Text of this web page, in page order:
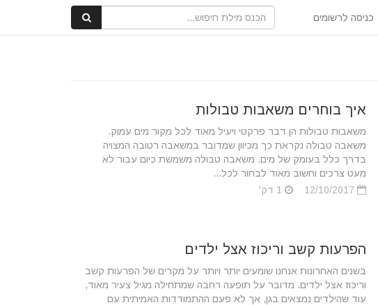
כניסה לרשומים
איך בוחרים משאבות טבולות
משאבות טבולות הן דבר פרקטי ויעיל מאוד לכל מקור מים עמוק.
משאבה טבולה נקראת כך מכיוון שמדובר במשאבה רטובה המצויה
בדרך כלל בעומק של מים. משאבה טבולה משמשת כיום עבור לא
מעט צרכים וחשוב מאוד לבחור לכל...
הפרעות קשב וריכוז אצל ילדים
בשנים האחרונות אנחנו שומעים יותר ויותר על מקרים של הפרעות קשב
וריכוז אצל ילדים. מדובר על תופעה רחבה שמתחילה מגיל צעיר מאוד,
עוד שהילדים נמצאים בגן, אך לא פעם ההתמודדות האמיתית עם